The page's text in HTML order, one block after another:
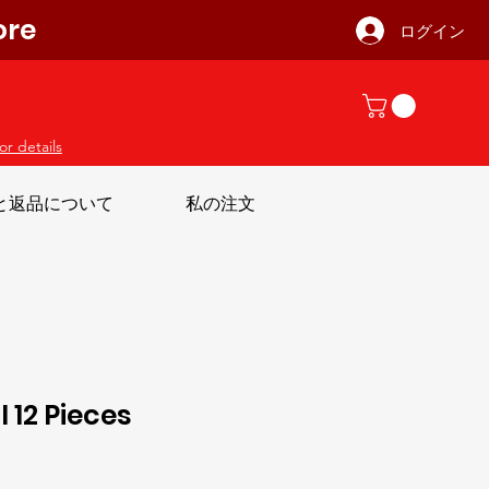
ログイン
details
返品について 私の注文
Pieces